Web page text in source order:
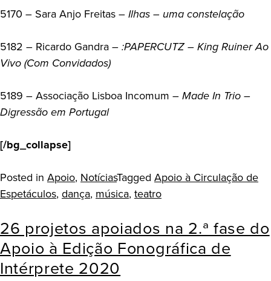
5170 – Sara Anjo Freitas –Ilhas – uma constelação
5182 – Ricardo Gandra –:PAPERCUTZ – King Ruiner Ao
Vivo (Com Convidados)
5189 – Associação Lisboa Incomum –Made In Trio –
Digressão em Portugal
[/bg_collapse]
Posted in Apoio, NotíciasTagged Apoio à Circulação de
Espetáculos, dança, música, teatro
26 projetos apoiados na 2.ª fase do
Apoio à Edição Fonográfica de
Intérprete 2020